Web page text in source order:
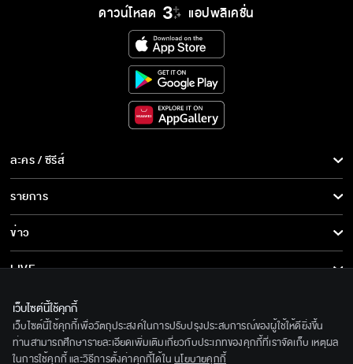
ดาวน์โหลด แอปพลิเคชั่น
ละคร / ซีรีส์
ละคร/ซีรีส์
ซีรีส์นานาชาติ
การ์ตูน & เกม
รายการ
รายการทั้งหมด
ข่าว
ข่าวทั้งหมด
ข่าวประชาสัมพันธ์
LIVE
เกี่ยวกับเรา
BEC World
รู้จักเรา
ติดตามเราได้ที่
เว็บไซต์นี้ใช้คุกกี้
เว็บไซต์นี้ใช้คุกกี้เพื่อวัตถุประสงค์ในการปรับปรุงประสบการณ์ของผู้ใช้ให้ดียิ่งขึ้น
ท่านสามารถศึกษารายละเอียดเพิ่มเติมเกี่ยวกับประเภทของคุกกี้ที่เราจัดเก็บ เหตุผล
ในการใช้คุกกี้ และวิธีการตั้งค่าคุกกี้ได้ใน นโยบายคุกกี้